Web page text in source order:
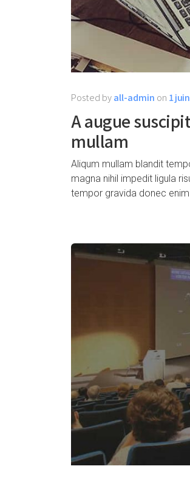
Posted byall-admin on 1
A augue
mullam
Aliqum mullam blandit
magna nihil impedit ligula
tempor gravida donec